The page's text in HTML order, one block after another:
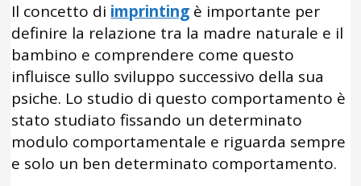
Il concetto di imprinting è importante per
definire la relazione tra la madre naturale e il
bambino e comprendere come questo
influisce sullo sviluppo successivo della sua
psiche. Lo studio di questo comportamento è
stato studiato fissando un determinato
modulo comportamentale e riguarda sempre
e solo un ben determinato comportamento.